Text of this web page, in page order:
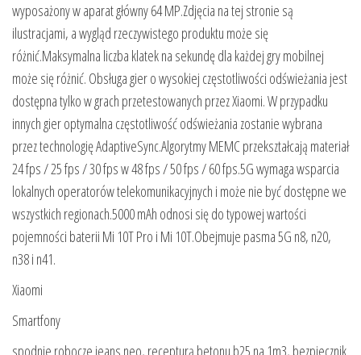
wyposażony w aparat główny 64 MP.Zdjęcia na tej stronie są
ilustracjami, a wygląd rzeczywistego produktu może się
różnić.Maksymalna liczba klatek na sekundę dla każdej gry mobilnej
może się różnić. Obsługa gier o wysokiej częstotliwości odświeżania jest
dostępna tylko w grach przetestowanych przez Xiaomi. W przypadku
innych gier optymalna częstotliwość odświeżania zostanie wybrana
przez technologię AdaptiveSync.Algorytmy MEMC przekształcają materiał
24 fps / 25 fps / 30 fps w 48 fps / 50 fps / 60 fps.5G wymaga wsparcia
lokalnych operatorów telekomunikacyjnych i może nie być dostępne we
wszystkich regionach.5000 mAh odnosi się do typowej wartości
pojemności baterii Mi 10T Pro i Mi 10T.Obejmuje pasma 5G n8, n20,
n38 i n41.
Xiaomi
Smartfony
spodnie robocze jeans neo, recepturą betonu b25 na 1m3, bezpiecznik